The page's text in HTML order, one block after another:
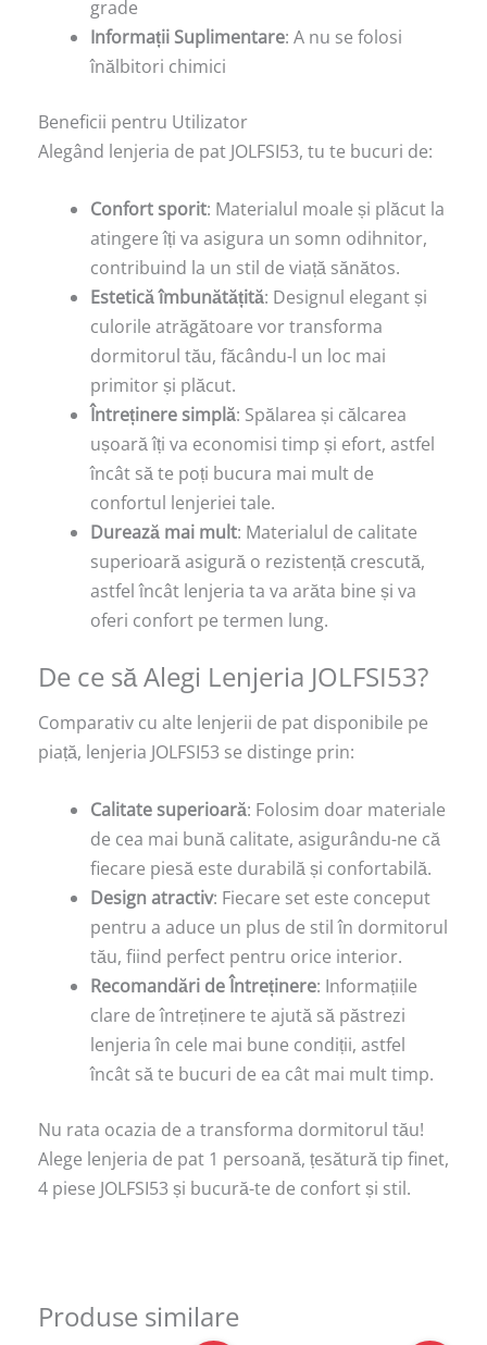
grade
Informații Suplimentare: A nu se folosi
înălbitori chimici
Beneficii pentru Utilizator
Alegând lenjeria de pat JOLFSI53, tu te bucuri de:
Confort sporit: Materialul moale și plăcut la
atingere îți va asigura un somn odihnitor,
contribuind la un stil de viață sănătos.
Estetică îmbunătățită: Designul elegant și
culorile atrăgătoare vor transforma
dormitorul tău, făcându-l un loc mai
primitor și plăcut.
Întreținere simplă: Spălarea și călcarea
ușoară îți va economisi timp și efort, astfel
încât să te poți bucura mai mult de
confortul lenjeriei tale.
Durează mai mult: Materialul de calitate
superioară asigură o rezistență crescută,
astfel încât lenjeria ta va arăta bine și va
oferi confort pe termen lung.
De ce să Alegi Lenjeria JOLFSI53?
Comparativ cu alte lenjerii de pat disponibile pe
piață, lenjeria JOLFSI53 se distinge prin:
Calitate superioară: Folosim doar materiale
de cea mai bună calitate, asigurându-ne că
fiecare piesă este durabilă și confortabilă.
Design atractiv: Fiecare set este conceput
pentru a aduce un plus de stil în dormitorul
tău, fiind perfect pentru orice interior.
Recomandări de Întreținere: Informațiile
clare de întreținere te ajută să păstrezi
lenjeria în cele mai bune condiții, astfel
încât să te bucuri de ea cât mai mult timp.
Nu rata ocazia de a transforma dormitorul tău!
Alege lenjeria de pat 1 persoană, țesătură tip finet,
4 piese JOLFSI53 și bucură-te de confort și stil.
Produse similare